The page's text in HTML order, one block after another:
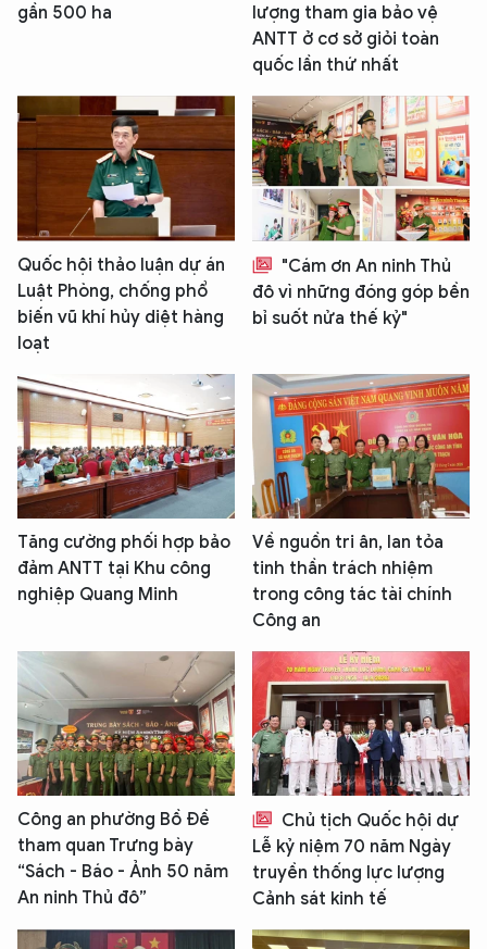
gần 500 ha
lượng tham gia bảo vệ
ANTT ở cơ sở giỏi toàn
quốc lần thứ nhất
Quốc hội thảo luận dự án
Luật Phòng, chống phổ
biến vũ khí hủy diệt hàng
loạt
"Cám ơn An ninh Thủ
đô vì những đóng góp bền
bỉ suốt nửa thế kỷ"
Tăng cường phối hợp bảo
đảm ANTT tại Khu công
nghiệp Quang Minh
Về nguồn tri ân, lan tỏa
tinh thần trách nhiệm
trong công tác tài chính
Công an
Công an phường Bồ Đề
tham quan Trưng bày
“Sách - Báo - Ảnh 50 năm
An ninh Thủ đô”
Chủ tịch Quốc hội dự
Lễ kỷ niệm 70 năm Ngày
truyền thống lực lượng
Cảnh sát kinh tế